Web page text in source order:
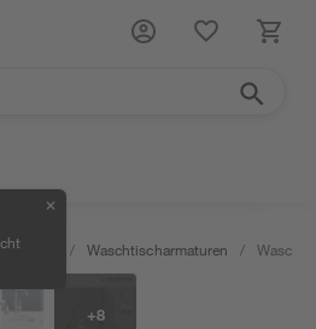
✕
/ Waschtischarmaturen /
+8